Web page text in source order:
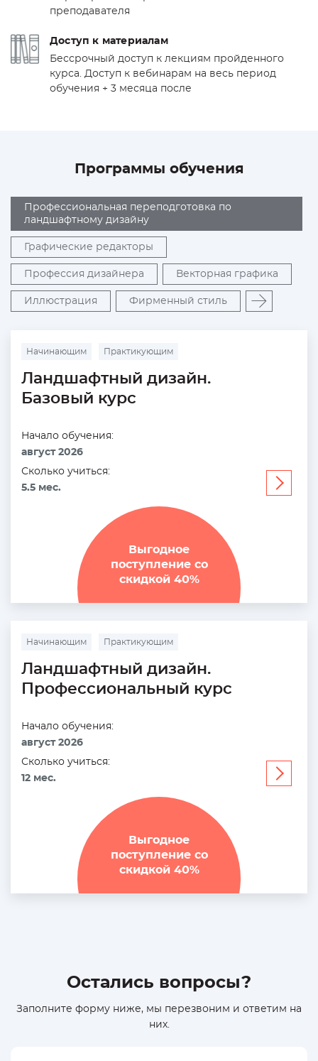
преподавателя
Доступ к материалам
Бессрочный доступ к лекциям пройденного
курса. Доступ к вебинарам на весь период
обучения + 3 месяца после
Программы обучения
ландшафтному дизайну
Графические редакторы
Профессия дизайнера Векторная графика
Иллюстрация Фирменный стиль
Ландшафтный дизайн.
Базовый курс
Начало обучения:
август 2026
Сколько учиться:
5.5 мес.
Узнать
больше
Начинающим Практикующим
Выгодное
поступление со
скидкой 40%
Ландшафтный дизайн.
Профессиональный курс
Начало обучения:
август 2026
Сколько учиться:
12 мес.
Узнать
больше
Начинающим Практикующим
Выгодное
поступление со
скидкой 40%
Остались вопросы?
Заполните форму ниже, мы перезвоним и ответим на
них.